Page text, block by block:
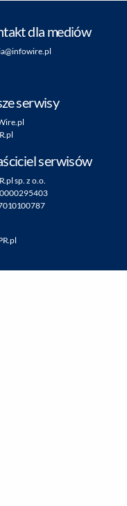
dla mediów
serwisy
serwisów
sp. z o.o.
0000295403